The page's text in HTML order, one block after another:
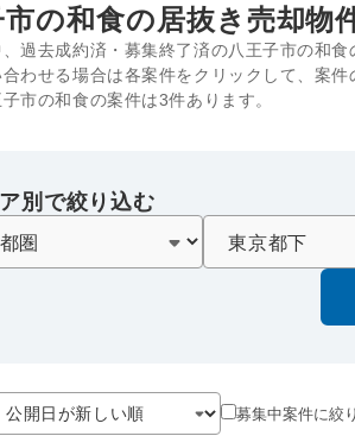
市の和食の居抜き売却物
過去成約済・募集終了済の八王子市の和食
わせる場合は各案件をクリックして、案件
市の和食の案件は3件あります。
別で絞り込む
募集中案件に絞